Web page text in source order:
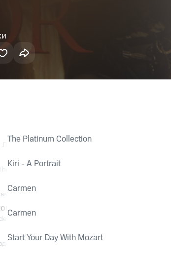
Лео Делиб
The Platinum Collection
Tabernacle Choir at Temple Square
Kiri - A Portrait
Allan
Carmen
Chorus
Carmen
Моцарт
Start Your Day With Mozart